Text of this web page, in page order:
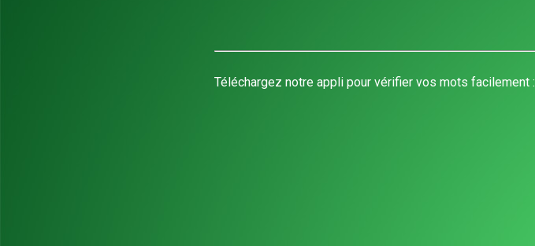
Téléchargez notre appli pour vérifier vos mots facilement :